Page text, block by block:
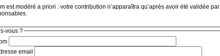
est modéré a priori : votre contribution n’apparaîtra qu’après avoir été validée par
vous ?
email